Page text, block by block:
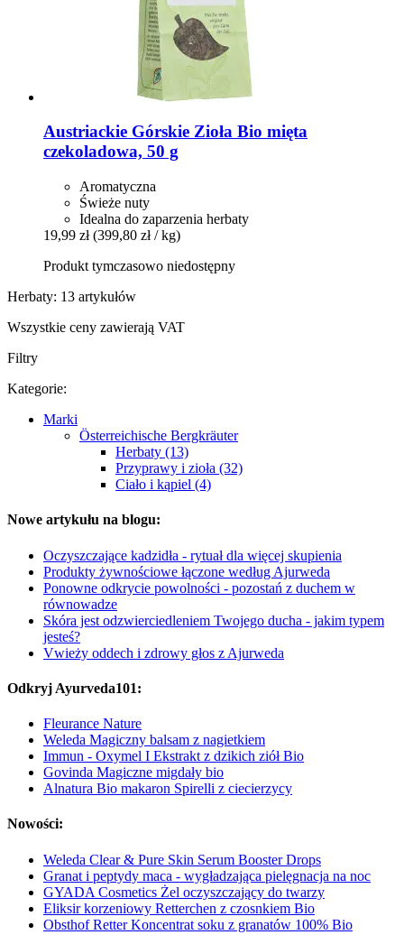
Austriackie Górskie Zioła Bio mięta
czekoladowa, 50 g
Aromatyczna
Świeże nuty
Idealna do zaparzenia herbaty
19,99 zł (399,80 zł / kg)
Produkt tymczasowo niedostępny
Herbaty: 13 artykułów
Wszystkie ceny zawierają VAT
Filtry
Kategorie:
Marki
Österreichische Bergkräuter
Herbaty (13)
Przyprawy i zioła (32)
Ciało i kąpiel (4)
Nowe artykułu na blogu:
Oczyszczające kadzidła - rytuał dla więcej skupienia
Produkty żywnościowe łączone według Ajurweda
Ponowne odkrycie powolności - pozostań z duchem w
równowadze
Skóra jest odzwierciedleniem Twojego ducha - jakim typem
jesteś?
Vwieży oddech i zdrowy głos z Ajurweda
Odkryj Ayurveda101:
Fleurance Nature
Weleda Magiczny balsam z nagietkiem
Immun - Oxymel I Ekstrakt z dzikich ziół Bio
Govinda Magiczne migdały bio
Alnatura Bio makaron Spirelli z ciecierzycy
Nowości:
Weleda Clear & Pure Skin Serum Booster Drops
Granat i peptydy maca - wygładzająca pielęgnacja na noc
GYADA Cosmetics Żel oczyszczający do twarzy
Eliksir korzeniowy Retterchen z czosnkiem Bio
Obsthof Retter Koncentrat soku z granatów 100% Bio